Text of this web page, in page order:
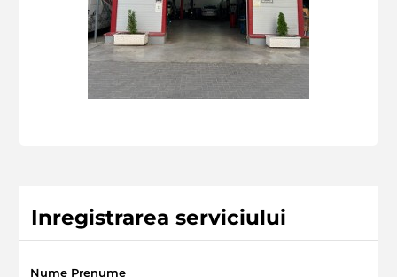
Inregistrarea serviciului
Nume Prenume